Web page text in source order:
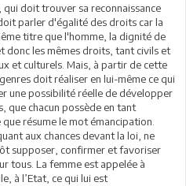
qui doit trouver sa reconnaissance
parler d'égalité des droits car la
titre que l'homme, la dignité de
donc les mêmes droits, tant civils et
et culturels. Mais, à partir de cette
doit réaliser en lui-même ce qui
une possibilité réelle de développer
que chacun possède en tant
résume le mot émancipation.
aux chances devant la loi, ne
supposer, confirmer et favoriser
tous. La femme est appelée à
à l’Etat, ce qui lui est